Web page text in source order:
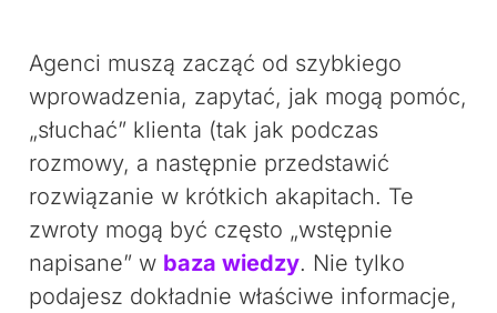
Agenci muszą zacząć od szybkiego
wprowadzenia, zapytać, jak mogą pomóc,
„słuchać” klienta (tak jak podczas
rozmowy, a następnie przedstawić
rozwiązanie w krótkich akapitach. Te
zwroty mogą być często „wstępnie
napisane” w baza wiedzy. Nie tylko
podajesz dokładnie właściwe informacje,